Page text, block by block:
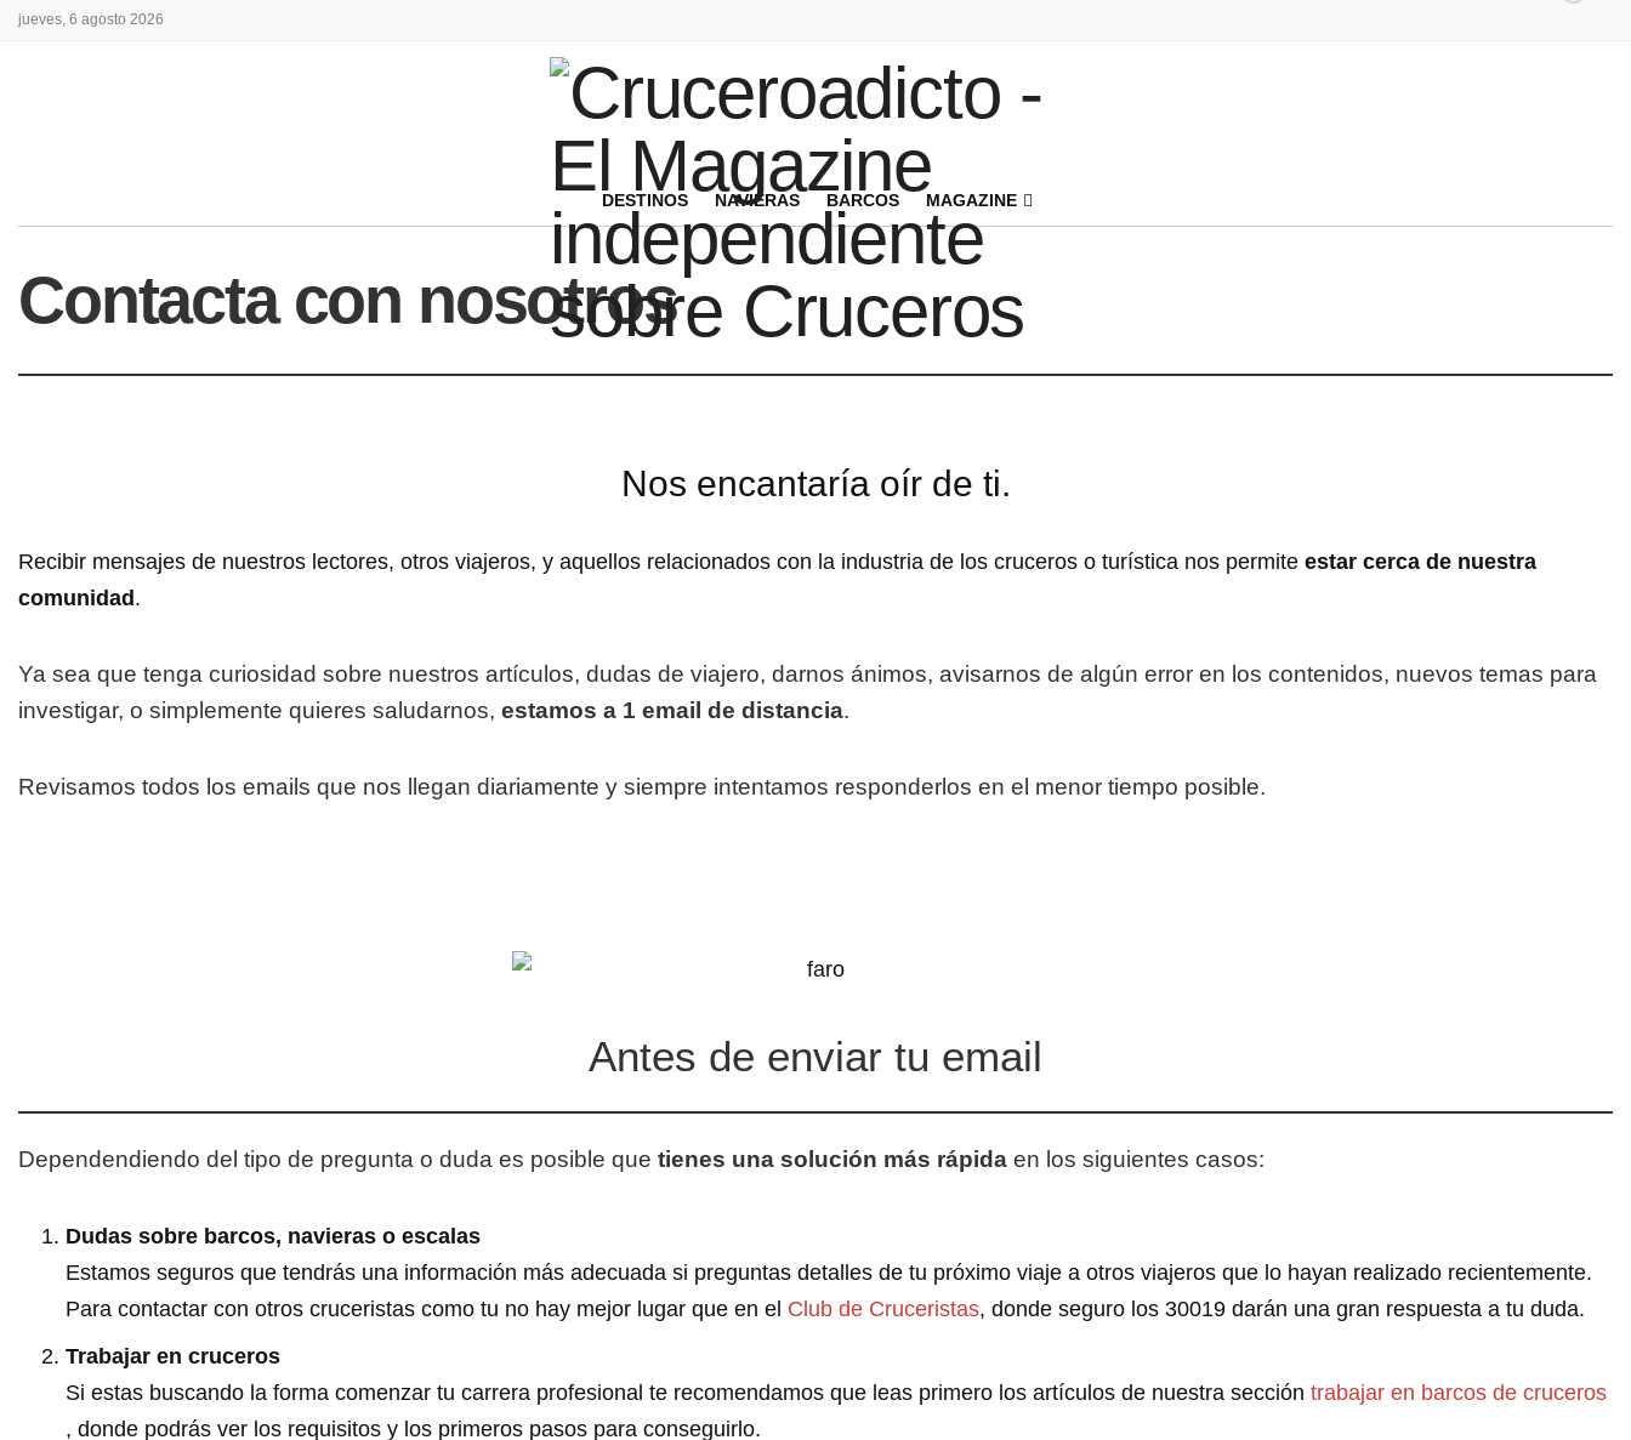
jueves, 6 agosto 2026
DESTINOS NAVIERAS BARCOS MAGAZINE
Contacta con nosotros
Nos encantaría oír de ti.
Recibir mensajes de nuestros lectores, otros viajeros, y aquellos relacionados con la industria de los cruceros o turística nos permite estar cerca de nuestra
comunidad.
Ya sea que tenga curiosidad sobre nuestros artículos, dudas de viajero, darnos ánimos, avisarnos de algún error en los contenidos, nuevos temas para
investigar, o simplemente quieres saludarnos, estamos a 1 email de distancia.
Revisamos todos los emails que nos llegan diariamente y siempre intentamos responderlos en el menor tiempo posible.
Antes de enviar tu email
Dependendiendo del tipo de pregunta o duda es posible que tienes una solución más rápida en los siguientes casos:
Dudas sobre barcos, navieras o escalas
Estamos seguros que tendrás una información más adecuada si preguntas detalles de tu próximo viaje a otros viajeros que lo hayan realizado recientemente.
Para contactar con otros cruceristas como tu no hay mejor lugar que en el Club de Cruceristas, donde seguro los 30019 darán una gran respuesta a tu duda.
Trabajar en cruceros
Si estas buscando la forma comenzar tu carrera profesional te recomendamos que leas primero los artículos de nuestra sección trabajar en barcos de cruceros
, donde podrás ver los requisitos y los primeros pasos para conseguirlo.